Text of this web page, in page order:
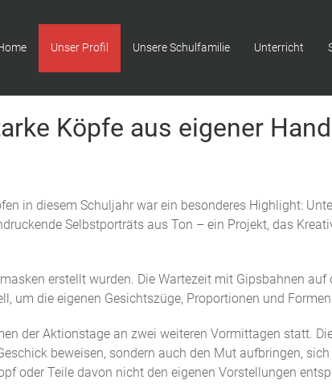
Unser Profil Unsere Schulfamilie Unterricht
Köpfe aus eigener Hand
in diesem Schuljahr war ein besonderes Highlight:
Selbstporträts aus Ton – ein Projekt, das
erstellt wurden. Die Wartezeit mit Gipsbahnen
um die eigenen Gesichtszüge, Proportionen und
der Aktionstage an zwei weiteren Vormittagen statt.
beweisen, sondern auch den Mut aufbringen,
oder Teile davon nicht den eigenen Vorstellungen